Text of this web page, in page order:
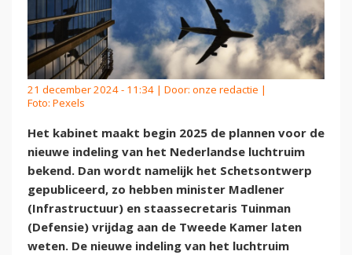
21 december 2024 - 11:34 | Door: onze redactie |
Foto: Pexels
Het kabinet maakt begin 2025 de plannen voor de
nieuwe indeling van het Nederlandse luchtruim
bekend. Dan wordt namelijk het Schetsontwerp
gepubliceerd, zo hebben minister Madlener
(Infrastructuur) en staassecretaris Tuinman
(Defensie) vrijdag aan de Tweede Kamer laten
weten. De nieuwe indeling van het luchtruim